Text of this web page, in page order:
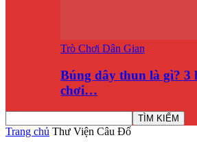
Trò Chơi Dân Gian
Búng dây thun là gì? 3
chơi…
Trang chủ Thư Viện Câu Đố